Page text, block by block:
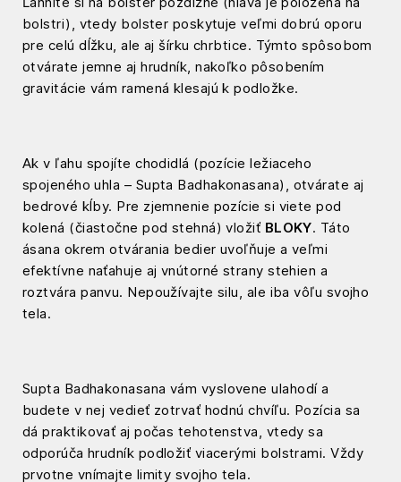
bolstri), vtedy bolster poskytuje veľmi dobrú oporu
pre celú dĺžku, ale aj šírku chrbtice. Týmto spôsobom
otvárate jemne aj hrudník, nakoľko pôsobením
gravitácie vám ramená klesajú k podložke.
Ak v ľahu spojíte chodidlá (pozície ležiaceho
spojeného uhla – Supta Badhakonasana), otvárate aj
bedrové kĺby. Pre zjemnenie pozície si viete pod
kolená (čiastočne pod stehná) vložiť BLOKY. Táto
ásana okrem otvárania bedier uvoľňuje a veľmi
efektívne naťahuje aj vnútorné strany stehien a
roztvára panvu. Nepoužívajte silu, ale iba vôľu svojho
tela.
Supta Badhakonasana vám vyslovene ulahodí a
budete v nej vedieť zotrvať hodnú chvíľu. Pozícia sa
dá praktikovať aj počas tehotenstva, vtedy sa
odporúča hrudník podložiť viacerými bolstrami. Vždy
prvotne vnímajte limity svojho tela.